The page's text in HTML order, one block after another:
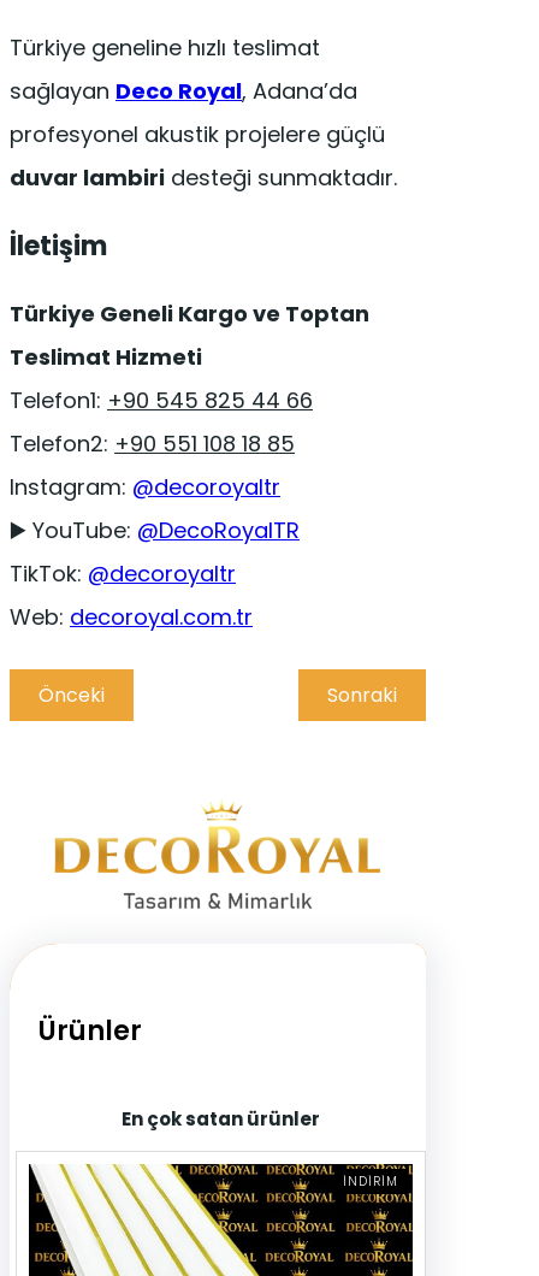
Türkiye geneline hızlı teslimat
sağlayan Deco Royal, Adana’da
profesyonel akustik projelere güçlü
duvar lambiri desteği sunmaktadır.
İletişim
Türkiye Geneli Kargo ve Toptan
Teslimat Hizmeti
Telefon1: +90 545 825 44 66
Telefon2: +90 551 108 18 85
Instagram: @decoroyaltr
▶️ YouTube: @DecoRoyalTR
TikTok: @decoroyaltr
Web: decoroyal.com.tr
Önceki Sonraki
Ürünler
En çok satan ürünler
İNDIRIM
N
I
R